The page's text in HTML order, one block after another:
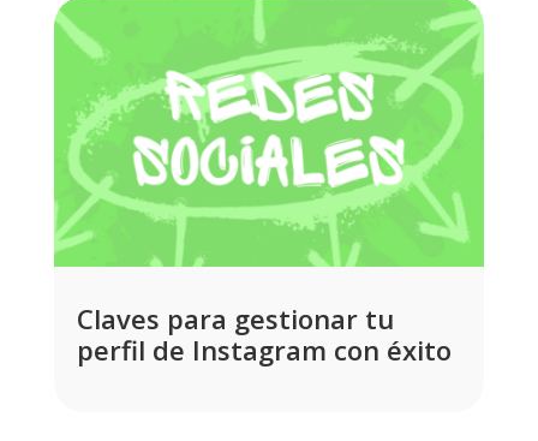
Claves para gestionar tu
perfil de Instagram con éxito